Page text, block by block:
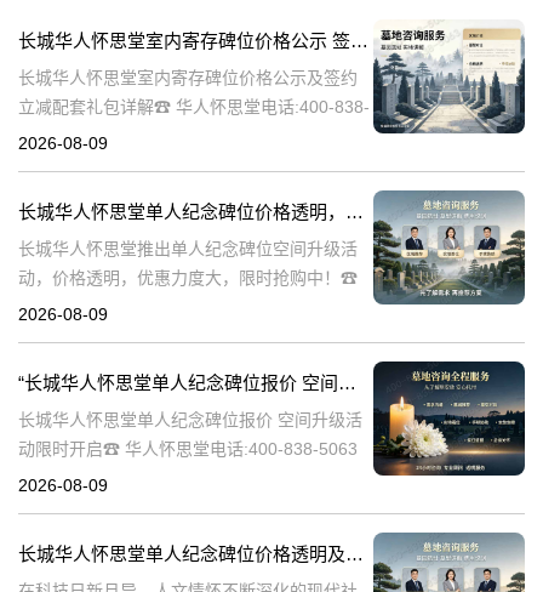
长城华人怀思堂室内寄存碑位价格公示 签约立减配套礼包详解
长城华人怀思堂室内寄存碑位价格公示及签约
立减配套礼包详解☎ 华人怀思堂电话:400-838-
5063随着社会的发展和人们生活节奏的加快，
2026-08-09
长城华人怀思堂单人纪念碑位价格透明，空间升级活动限时开启：深度解析与优惠策略详解
长城华人怀思堂推出单人纪念碑位空间升级活
动，价格透明，优惠力度大，限时抢购中！☎
华人怀思堂电话:400-838-5063在快节奏的现代
2026-08-09
“长城华人怀思堂单人纪念碑位报价 空间升级活动限时开启”
长城华人怀思堂单人纪念碑位报价 空间升级活
动限时开启☎ 华人怀思堂电话:400-838-5063
在现代社会，人们对逝者的缅怀和纪念方式不
2026-08-09
长城华人怀思堂单人纪念碑位价格透明及空间升级活动限时开启详解